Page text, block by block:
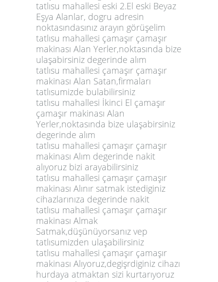
tatlısu mahallesi eski 2.El eski Beyaz
Eşya Alanlar, dogru adresin
noktasındasınız arayın görüşelim
tatlısu mahallesi çamaşır çamaşır
makinası Alan Yerler,noktasında bize
ulaşabirsiniz degerinde alım
tatlısu mahallesi çamaşır çamaşır
makinası Alan Satan,firmaları
tatlısumizde bulabilirsiniz
tatlısu mahallesi İkinci El çamaşır
çamaşır makinası Alan
Yerler,noktasında bize ulaşabirsiniz
degerinde alım
tatlısu mahallesi çamaşır çamaşır
makinası Alım degerinde nakit
alıyoruz bizi arayabilirsiniz
tatlısu mahallesi çamaşır çamaşır
makinası Alınır satmak istediginiz
cihazlarınıza degerinde nakit
tatlısu mahallesi çamaşır çamaşır
makinası Almak
Satmak,düşünüyorsanız vep
tatlısumizden ulaşabilirsiniz
tatlısu mahallesi çamaşır çamaşır
makinası Alıyoruz,degişrdiginiz cihazı
hurdaya atmaktan sizi kurtarıyoruz